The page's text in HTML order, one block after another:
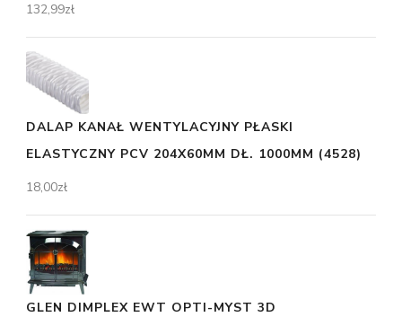
132,99zł
DALAP KANAŁ WENTYLACYJNY PŁASKI
ELASTYCZNY PCV 204X60MM DŁ. 1000MM (4528)
18,00zł
GLEN DIMPLEX EWT OPTI-MYST 3D